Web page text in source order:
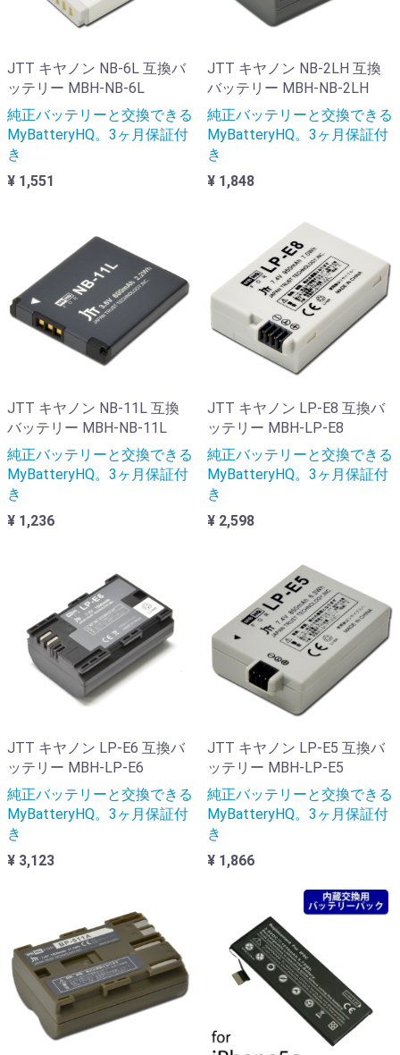
JTT キヤノン NB-6L 互換バ
ッテリー MBH-NB-6L
純正バッテリーと交換できる
MyBatteryHQ。3ヶ月保証付
き
¥ 1,551
JTT キヤノン NB-2LH 互換
バッテリー MBH-NB-2LH
純正バッテリーと交換できる
MyBatteryHQ。3ヶ月保証付
き
¥ 1,848
JTT キヤノン NB-11L 互換
バッテリー MBH-NB-11L
純正バッテリーと交換できる
MyBatteryHQ。3ヶ月保証付
き
¥ 1,236
JTT キヤノン LP-E8 互換バ
ッテリー MBH-LP-E8
純正バッテリーと交換できる
MyBatteryHQ。3ヶ月保証付
き
¥ 2,598
JTT キヤノン LP-E6 互換バ
ッテリー MBH-LP-E6
純正バッテリーと交換できる
MyBatteryHQ。3ヶ月保証付
き
¥ 3,123
JTT キヤノン LP-E5 互換バ
ッテリー MBH-LP-E5
純正バッテリーと交換できる
MyBatteryHQ。3ヶ月保証付
き
¥ 1,866